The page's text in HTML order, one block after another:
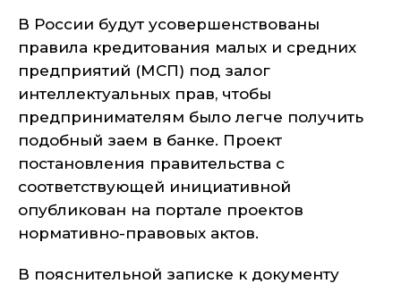
В России будут усовершенствованы
правила кредитования малых и средних
предприятий (МСП) под залог
интеллектуальных прав, чтобы
предпринимателям было легче получить
подобный заем в банке. Проект
постановления правительства с
соответствующей инициативной
опубликован на портале проектов
нормативно-правовых актов.
В пояснительной записке к документу